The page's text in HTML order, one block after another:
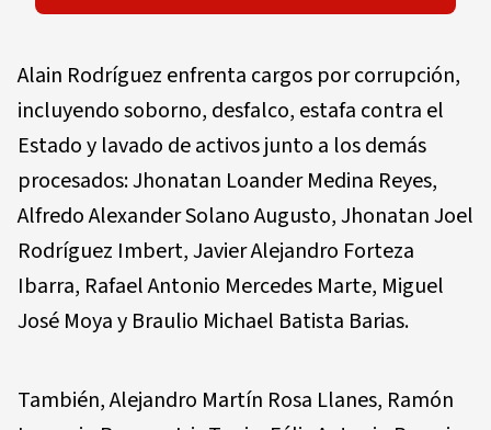
Alain Rodríguez enfrenta cargos por corrupción,
incluyendo soborno, desfalco, estafa contra el
Estado y lavado de activos junto a los demás
procesados: Jhonatan Loander Medina Reyes,
Alfredo Alexander Solano Augusto, Jhonatan Joel
Rodríguez Imbert, Javier Alejandro Forteza
Ibarra, Rafael Antonio Mercedes Marte, Miguel
José Moya y Braulio Michael Batista Barias.
También, Alejandro Martín Rosa Llanes, Ramón